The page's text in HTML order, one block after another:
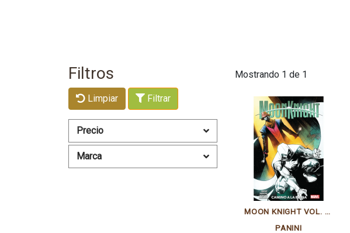
Filtros
Limpiar Filtrar
Precio
Marca
Mostrando 1 de 1
MOON KNIGHT VOL. 4 - CAMINO A LA RUINA
PANINI